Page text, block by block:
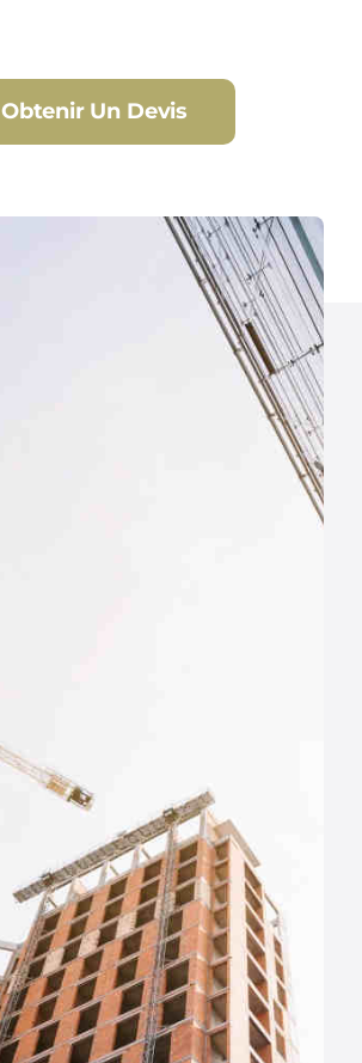
Obtenir Un Devis